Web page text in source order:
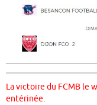
La victoire du FCMB le
entérinée.